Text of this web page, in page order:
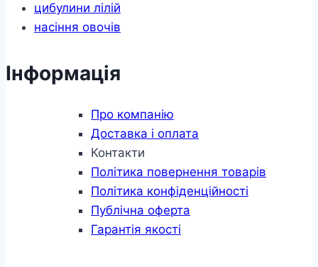
цибулини лілій
насіння овочів
Інформація
Про компанію
Доставка і оплата
Контакти
Політика повернення товарів
Політика конфіденційності
Публічна оферта
Гарантія якості